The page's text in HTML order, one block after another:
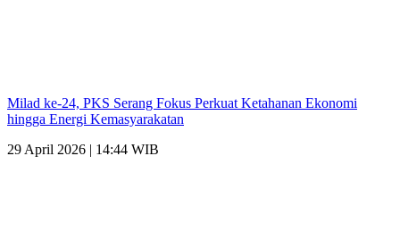
Milad ke-24, PKS Serang Fokus Perkuat Ketahanan Ekonomi
hingga Energi Kemasyarakatan
29 April 2026 | 14:44 WIB